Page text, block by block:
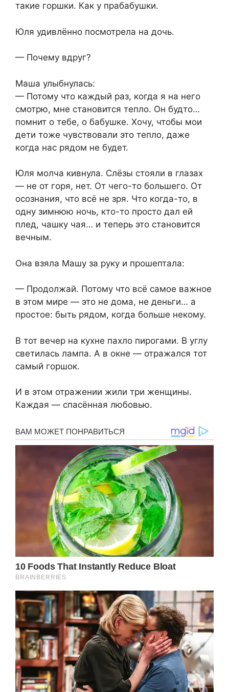
такие горшки. Как у прабабушки.
Юля удивлённо посмотрела на дочь.
— Почему вдруг?
Маша улыбнулась:
— Потому что каждый раз, когда я на него
смотрю, мне становится тепло. Он будто…
помнит о тебе, о бабушке. Хочу, чтобы мои
дети тоже чувствовали это тепло, даже
когда нас рядом не будет.
Юля молча кивнула. Слёзы стояли в глазах
— не от горя, нет. От чего-то большего. От
осознания, что всё не зря. Что когда-то, в
одну зимнюю ночь, кто-то просто дал ей
плед, чашку чая… и теперь это становится
вечным.
Она взяла Машу за руку и прошептала:
— Продолжай. Потому что всё самое важное
в этом мире — это не дома, не деньги… а
простое: быть рядом, когда больше некому.
В тот вечер на кухне пахло пирогами. В углу
светилась лампа. А в окне — отражался тот
самый горшок.
И в этом отражении жили три женщины.
Каждая — спасённая любовью.